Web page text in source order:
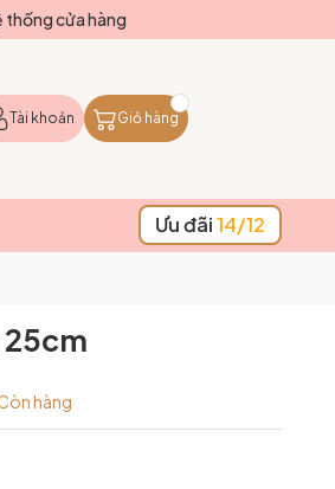
thống cửa hàng
Tài khoản Giỏ hàng
Ưu đãi14/12
hàng